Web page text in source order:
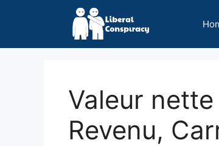
Valeur nette
Revenu,